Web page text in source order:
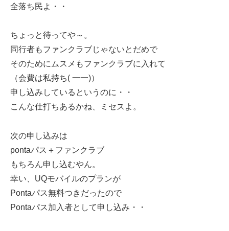
全落ち民よ・・
ちょっと待ってや～。
同行者もファンクラブじゃないとだめで
そのためにムスメもファンクラブに入れて
（会費は私持ち( 一一)）
申し込みしているというのに・・
こんな仕打ちあるかね、ミセスよ。
次の申し込みは
pontaパス＋ファンクラブ
もちろん申し込むやん。
幸い、UQモバイルのプランが
Pontaパス無料つきだったので
Pontaパス加入者として申し込み・・